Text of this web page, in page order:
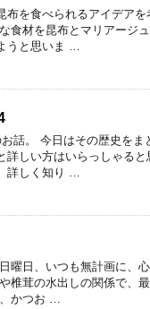
布を食べられるアイデア
食材を昆布とマリアージ
うと思いま …
話。 今日はその歴史をま
詳しい方はいらっしゃる
詳しく知り …
曜日、いつも無計画に、
椎茸の水出しの関係で、
かつお …